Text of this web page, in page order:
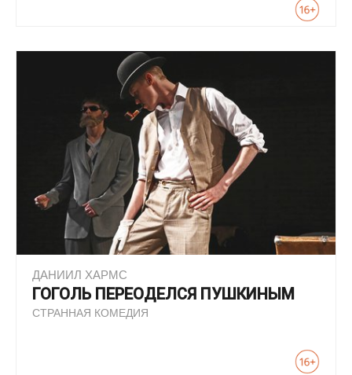
ДАНИИЛ ХАРМС
ГОГОЛЬ ПЕРЕОДЕЛСЯ ПУШКИНЫМ
СТРАННАЯ КОМЕДИЯ